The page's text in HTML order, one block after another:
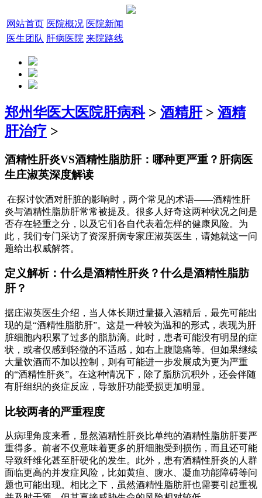
网站首页 医院概况 医院新闻
医生团队 肝病医院 来院路线
郑州华医大医院肝病科> 酒精肝> 酒精
肝治疗 >
酒精性肝炎VS酒精性脂肪肝：哪种更严重？肝病医
生庄淑英深度解读
在探讨饮酒对肝脏的影响时，两个常见的术语——酒精性肝
炎与酒精性脂肪肝常常被提及。很多人好奇这两种状况之间是
否存在轻重之分，以及它们各自代表着怎样的健康风险。为
此，我们专门采访了资深肝病专家庄淑英医生，请她就这一问
题给出权威解答。
定义解析：什么是酒精性肝炎？什么是酒精性脂肪
肝？
据庄淑英医生介绍，当人体长期过量摄入酒精后，最先可能出
现的是“酒精性脂肪肝”。这是一种较为温和的形式，表现为肝
脏细胞内积累了过多的脂肪滴。此时，患者可能没有明显的症
状，或者仅感到轻微的不适感，如右上腹隐痛等。但如果继续
大量饮酒而不加以控制，则有可能进一步发展成为更为严重
的“酒精性肝炎”。在这种情况下，除了脂肪沉积外，还会伴随
有肝组织的炎症反应，导致肝功能受损更加明显。
比较两者的严重程度
从病理角度来看，显然酒精性肝炎比单纯的酒精性脂肪肝要严
重得多。前者不仅意味着更多的肝细胞受到损伤，而且还可能
导致纤维化甚至肝硬化的发生。此外，患有酒精性肝炎的人群
面临更高的并发症风险，比如黄疸、腹水、凝血功能障碍等问
题也可能出现。相比之下，虽然酒精性脂肪肝也需要引起重视